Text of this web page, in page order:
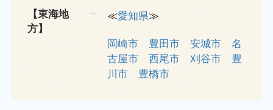
【東海地
方】
≪愛知県≫
岡崎市
豊田市 安城市
名
古屋市
西尾市 刈谷市
豊
川市
豊橋市